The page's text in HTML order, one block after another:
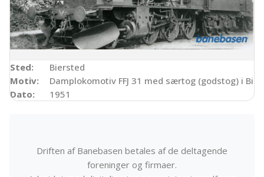
Sted:
Biersted
Motiv:
Damplokomotiv FFJ 31 med særtog (godstog) i
Dato:
1951
Driften af Banebasen betales af de deltagende
foreninger og firmaer.